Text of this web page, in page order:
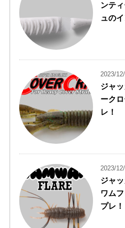
ンテ
ュの
2023/
ジャ
ーク
レ！
2023/
ジャ
ワム
プレ！